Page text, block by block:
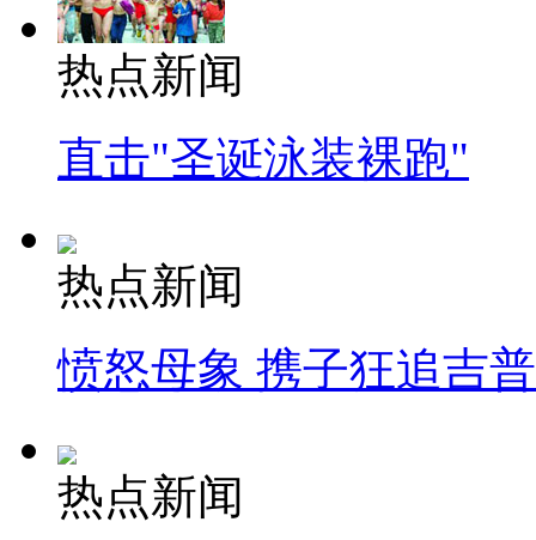
热点新闻
直击"圣诞泳装裸跑"
热点新闻
愤怒母象 携子狂追吉
热点新闻